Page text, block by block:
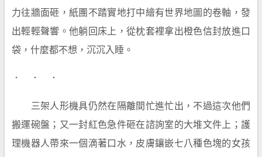
力往牆面砸，紙團不踏實地打中繪有世界地圖的卷軸，發
出輕輕聲響。他躺回床上，從枕套裡拿出橙色信封放進口
袋，什麼都不想，沉沉入睡。
． ． ．
三架人形機具仍然在隔離間忙進忙出，不過這次他們
搬運碗盤；又一封紅色急件砸在諮詢室的大堆文件上；護
理機器人帶來一個滴著口水，皮膚鑲嵌七八種色塊的女孩